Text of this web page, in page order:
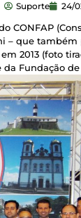
Suporte 24/
CONFAP
– que
2013 (foto
Fundação